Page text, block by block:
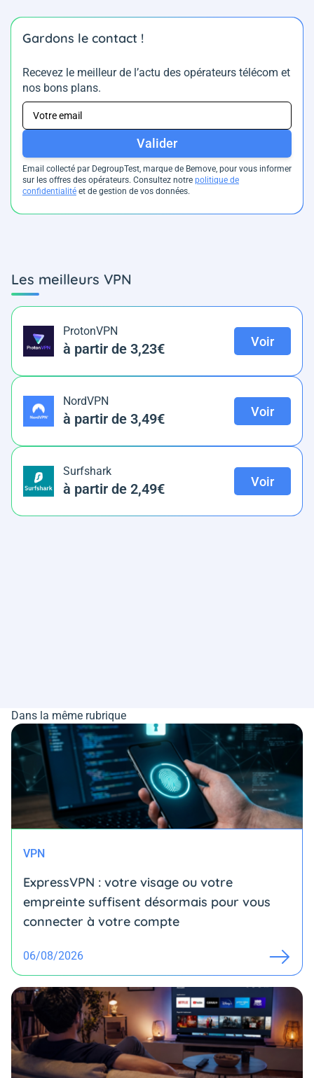
Gardons le contact !
Recevez le meilleur de l’actu des opérateurs télécom et
nos bons plans.
Valider
Email collecté par DegroupTest, marque de Bemove, pour vous informer
sur les offres des opérateurs. Consultez notre politique de
confidentialité et de gestion de vos données.
Les meilleurs VPN
ProtonVPN
à partir de 3,23€ Voir
NordVPN
à partir de 3,49€ Voir
Surfshark
à partir de 2,49€ Voir
Dans la même rubrique
VPN
ExpressVPN : votre visage ou votre
empreinte suffisent désormais pour vous
connecter à votre compte
06/08/2026